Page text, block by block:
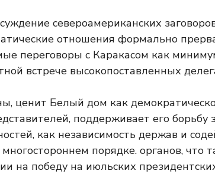
североамериканских
отношения формально
переговоры с Каракасом как
встрече высокопоставленных
ценит Белый дом как
поддерживает его борьбу
как независимость держав и
порядке. органов, что
на победу на июльских